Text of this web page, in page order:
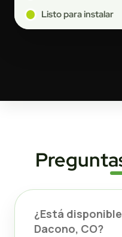
Listo para instalar
¿Está
Dacono, CO?